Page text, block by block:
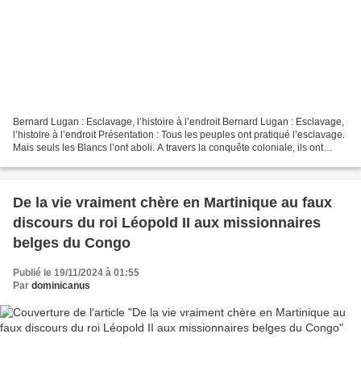
Bernard Lugan : Esclavage, l’histoire à l’endroit Bernard Lugan : Esclavage,
l’histoire à l’endroit Présentation : Tous les peuples ont pratiqué l’esclavage.
Mais seuls les Blancs l’ont aboli. A travers la conquête coloniale, ils ont
De la vie vraiment chère en Martinique au faux
discours du roi Léopold II aux missionnaires
belges du Congo
Publié le 19/11/2024 à 01:55
Par dominicanus